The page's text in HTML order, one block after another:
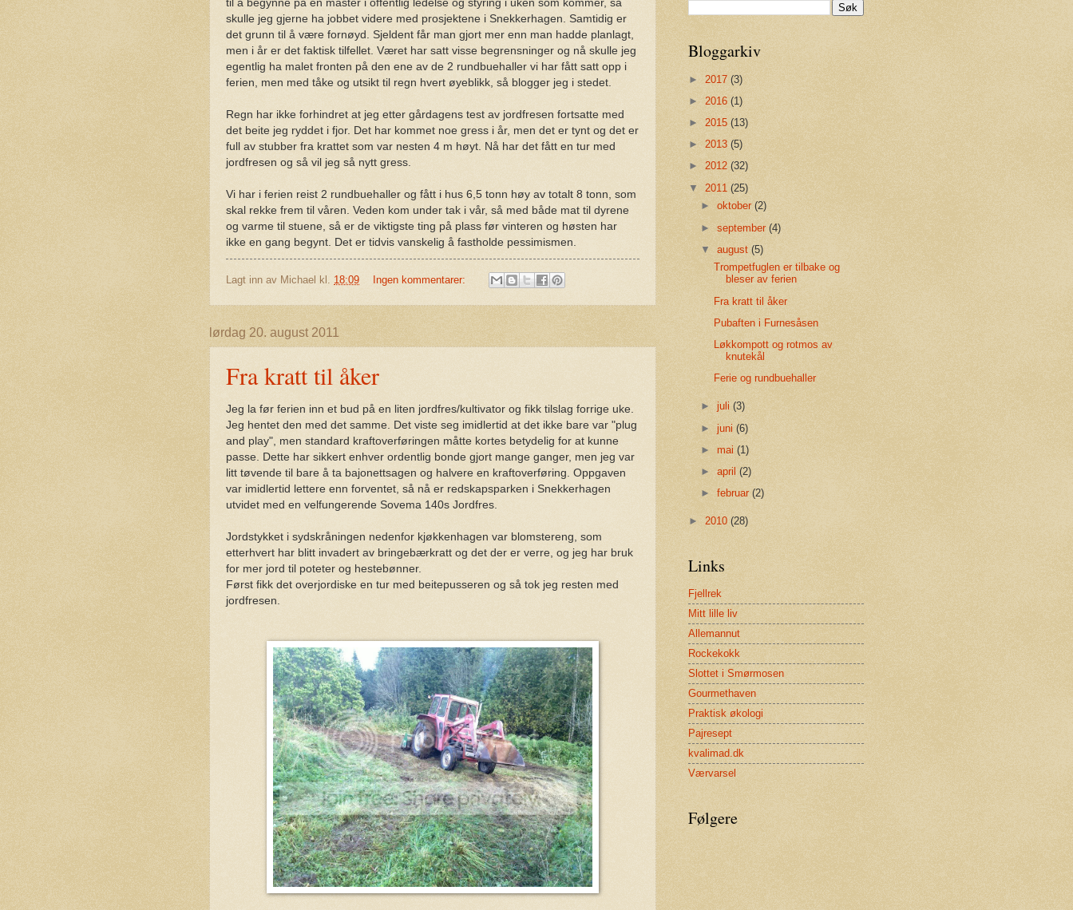
til å begynne på en master i offentlig ledelse og styring i uken som kommer, så
skulle jeg gjerne ha jobbet videre med prosjektene i Snekkerhagen. Samtidig er
det grunn til å være fornøyd. Sjeldent får man gjort mer enn man hadde planlagt,
men i år er det faktisk tilfellet. Været har satt visse begrensninger og nå skulle jeg
egentlig ha malet fronten på den ene av de 2 rundbuehaller vi har fått satt opp i
ferien, men med tåke og utsikt til regn hvert øyeblikk, så blogger jeg i stedet.
Regn har ikke forhindret at jeg etter gårdagens test av jordfresen fortsatte med
det beite jeg ryddet i fjor. Det har kommet noe gress i år, men det er tynt og det er
full av stubber fra krattet som var nesten 4 m høyt. Nå har det fått en tur med
jordfresen og så vil jeg så nytt gress.
Vi har i ferien reist 2 rundbuehaller og fått i hus 6,5 tonn høy av totalt 8 tonn, som
skal rekke frem til våren. Veden kom under tak i vår, så med både mat til dyrene
og varme til stuene, så er de viktigste ting på plass før vinteren og høsten har
ikke en gang begynt. Det er tidvis vanskelig å fastholde pessimismen.
Lagt inn av Michael kl. 18:09 Ingen kommentarer:
lørdag 20. august 2011
Fra kratt til åker
Jeg la før ferien inn et bud på en liten jordfres/kultivator og fikk tilslag forrige uke.
Jeg hentet den med det samme. Det viste seg imidlertid at det ikke bare var "plug
and play", men standard kraftoverføringen måtte kortes betydelig for at kunne
passe. Dette har sikkert enhver ordentlig bonde gjort mange ganger, men jeg var
litt tøvende til bare å ta bajonettsagen og halvere en kraftoverføring. Oppgaven
var imidlertid lettere enn forventet, så nå er redskapsparken i Snekkerhagen
utvidet med en velfungerende Sovema 140s Jordfres.
Jordstykket i sydskråningen nedenfor kjøkkenhagen var blomstereng, som
etterhvert har blitt invadert av bringebærkratt og det der er verre, og jeg har bruk
for mer jord til poteter og hestebønner.
Først fikk det overjordiske en tur med beitepusseren og så tok jeg resten med
jordfresen.
Bloggarkiv
► 2017 (3)
► 2016 (1)
► 2015 (13)
► 2013 (5)
► 2012 (32)
▼ 2011 (25)
►oktober(2)
►september(4)
▼august(5)
Trompetfuglen er tilbake og
bleser av ferien
Fra kratt til åker
Pubaften i Furnesåsen
Løkkompott og rotmos av
knutekål
Ferie og rundbuehaller
►juli(3)
►juni(6)
►mai(1)
►april(2)
►februar(2)
► 2010 (28)
Links
Fjellrek
Mitt lille liv
Allemannut
Rockekokk
Slottet i Smørmosen
Gourmethaven
Praktisk økologi
Pajresept
kvalimad.dk
Værvarsel
Følgere